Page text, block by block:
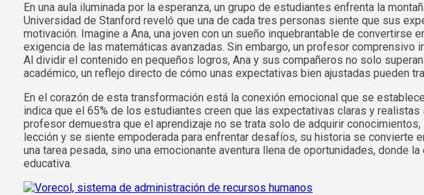
En una aula iluminada por la esperanza, un grupo de estudiantes enfrenta la
Universidad de Stanford reveló que una de cada tres personas siente que sus
motivación. Imagine a Ana, una joven con un sueño inquebrantable de
exigencia de las matemáticas avanzadas. Sin embargo, un profesor
Al dividir el contenido en pequeños logros, Ana y sus compañeros no solo
académico, un reflejo directo de cómo unas expectativas bien ajustadas pueden
En el corazón de esta transformación está la conexión emocional que se
indica que el 65% de los estudiantes creen que las expectativas claras y
profesor demuestra que el aprendizaje no se trata solo de adquirir
lección y se siente empoderada para enfrentar desafíos, su historia se convierte
una tarea pesada, sino una emocionante aventura llena de oportunidades, donde
educativa.